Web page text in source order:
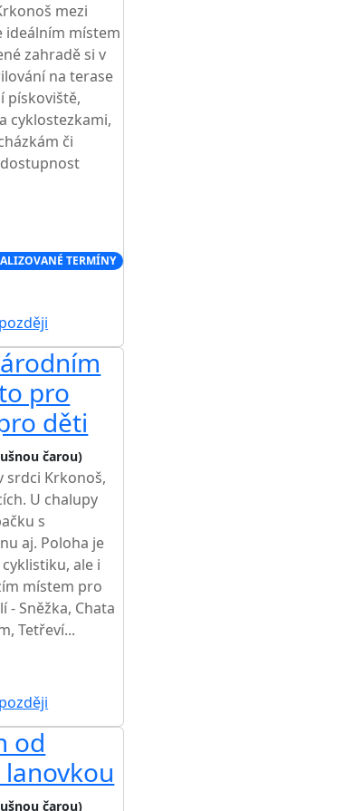
mezi
ideálním místem
zahradě si v
na terase
pískoviště,
cyklostezkami,
či
TERMÍNY
pro
děti
čarou)
srdci Krkonoš,
U chalupy
s
aj. Poloha je
ale i
místem pro
Sněžka, Chata
Tetřeví...
od
čarou)